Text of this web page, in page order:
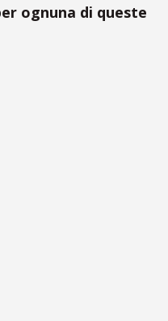
ognuna di queste